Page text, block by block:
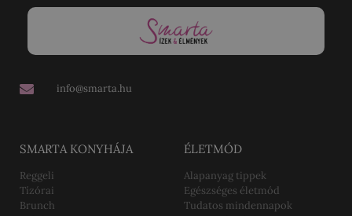
info@smarta.hu
SMARTA KONYHÁJA
Reggeli
Tízórai
Brunch
ÉLETMÓD
Alapanyag tippek
Egészséges életmód
Tudatos mindennapok